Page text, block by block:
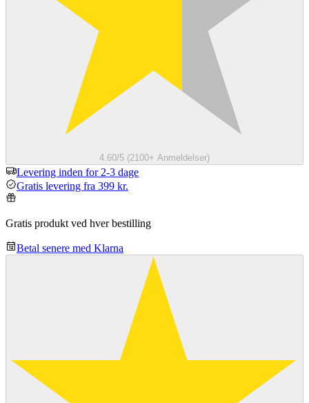
4.60/5 (2100+ Anmeldelser)
Levering inden for 2-3 dage
Gratis levering fra 399 kr.
Gratis produkt ved hver bestilling
Betal senere med Klarna